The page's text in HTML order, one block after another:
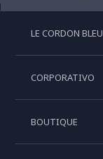
LE CORDON BLEU
CORPORATIVO
BOUTIQUE